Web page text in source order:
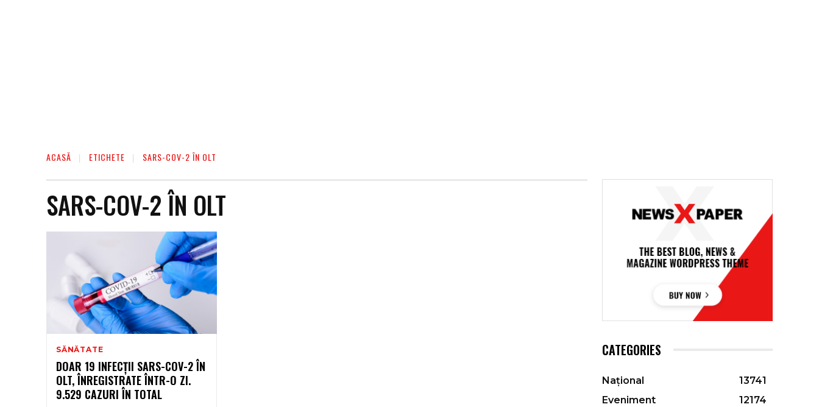
ACASĂ ETICHETE SARS-COV-2 ÎN OLT
SARS-COV-2 ÎN OLT
SĂNĂTATE
DOAR 19 INFECȚII SARS-COV-2 ÎN
OLT, ÎNREGISTRATE ÎNTR-O ZI.
9.529 CAZURI ÎN TOTAL
CATEGORIES
Național
13741
Eveniment
12174